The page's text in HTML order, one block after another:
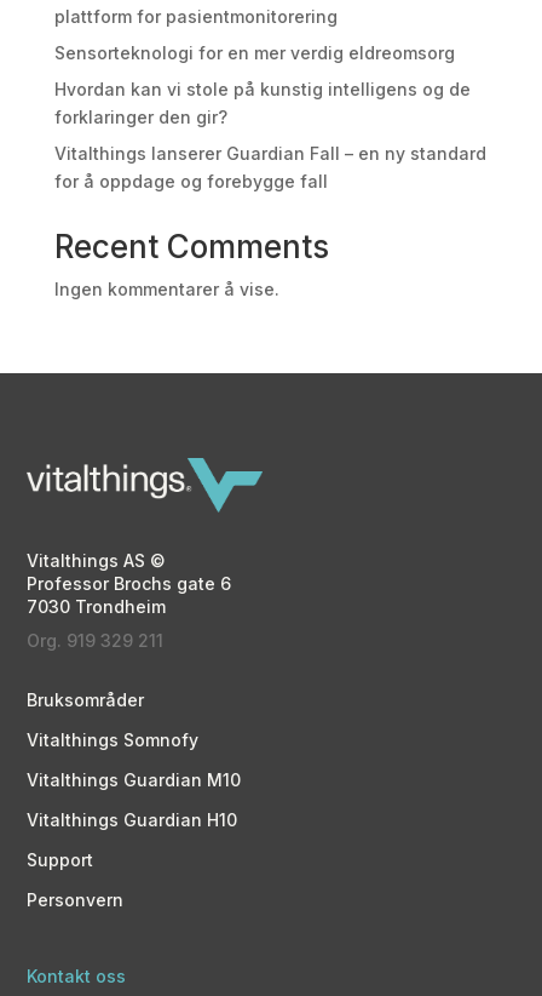
plattform for pasientmonitorering
Sensorteknologi for en mer verdig eldreomsorg
Hvordan kan vi stole på kunstig intelligens og de
forklaringer den gir?
Vitalthings lanserer Guardian Fall – en ny standard
for å oppdage og forebygge fall
Recent Comments
Ingen kommentarer å vise.
Vitalthings AS ©
Professor Brochs gate 6
7030 Trondheim
Org. 919 329 211
Bruksområder
Vitalthings Somnofy
Vitalthings Guardian M10
Vitalthings Guardian H10
Support
Personvern
Kontakt oss